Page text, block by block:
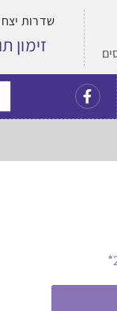
שדרות יצחק רבין
זימון